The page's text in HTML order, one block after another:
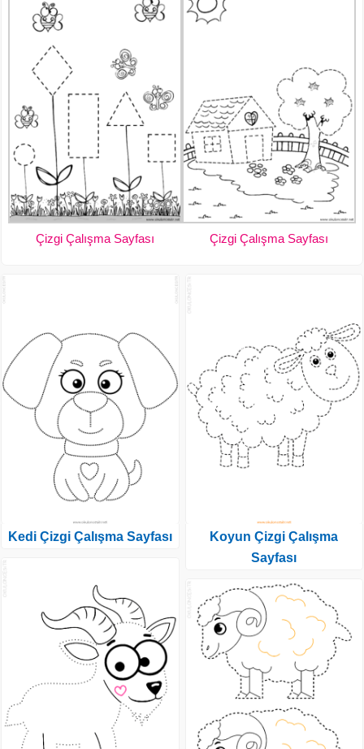
Çizgi Çalışma Sayfası Çizgi Çalışma Sayfası
Kedi Çizgi Çalışma Sayfası
Koyun Çizgi Çalışma
Sayfası